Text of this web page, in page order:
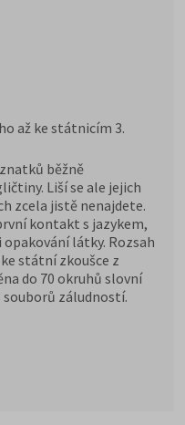
až ke státnicím 3.
běžně
Liší se ale jejich
zcela jistě nenajdete.
kontakt s jazykem,
látky. Rozsah
státní zkoušce z
do 70 okruhů slovní
souborů záludností.